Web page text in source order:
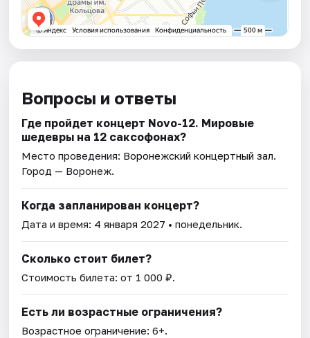
Вопросы и ответы
Где пройдет концерт Novo-12. Мировые
шедевры на 12 саксофонах?
Место проведения: Воронежский концертный зал.
Город — Воронеж.
Когда запланирован концерт?
Дата и время: 4 января 2027 • понедельник.
Сколько стоит билет?
Стоимость билета: от 1 000 ₽.
Есть ли возрастные ограничения?
Возрастное ограничение: 6+.